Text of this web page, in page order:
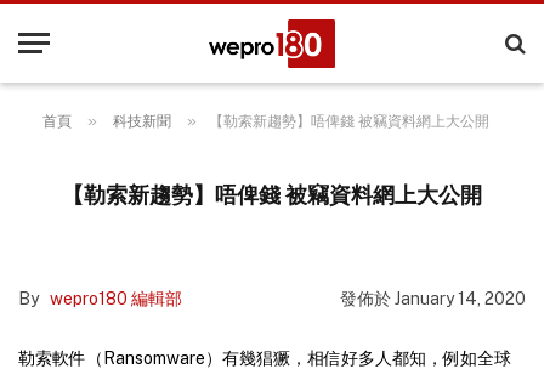
首頁 » 科技新聞 » 【勒索新趨勢】唔俾錢 被竊資料網上大公開
【勒索新趨勢】唔俾錢 被竊資料網上大公開
By wepro180 編輯部 發佈於January 14, 2020
勒索軟件（Ransomware）有幾猖獗，相信好多人都知，例如全球